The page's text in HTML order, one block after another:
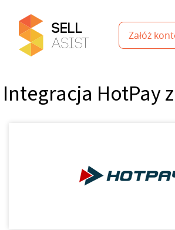
Załóż
Integracja HotPay